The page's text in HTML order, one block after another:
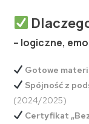
– logiczne,
Gotowe
Spójność z
(2024/2025)
Certyfikat